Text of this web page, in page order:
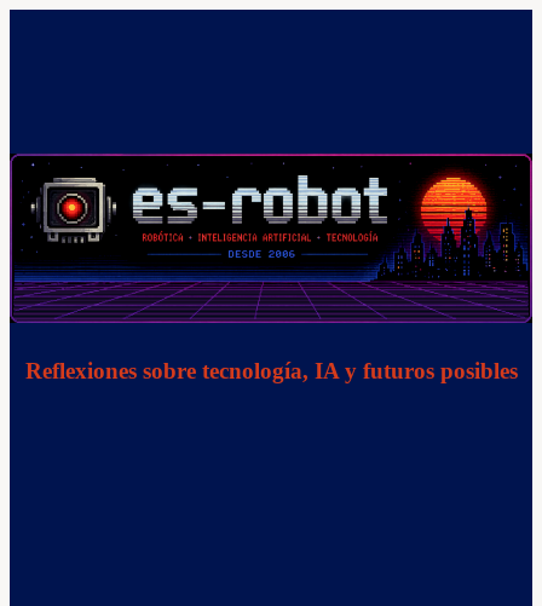
Reflexiones sobre tecnología, IA y futuros posibles